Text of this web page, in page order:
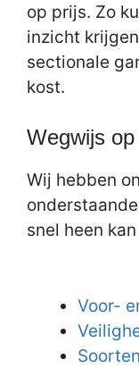
op prijs. Zo
inzicht
sectionale
kost.
Wegwijs
Wij hebben
snel heen
Voor-